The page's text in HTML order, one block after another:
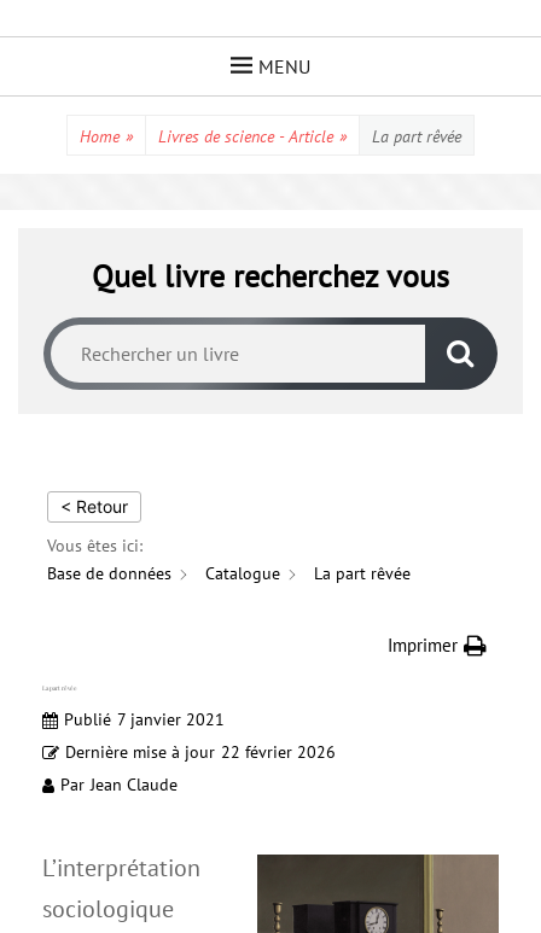
MENU
Home » Livres de science - Article » La part rêvée
Quel livre recherchez vous
< Retour
Vous êtes ici:
Base de données
Catalogue La part rêvée
Imprimer
La part rêvée
Publié 7 janvier 2021
Dernière mise à jour 22 février 2026
Par Jean Claude
L’interprétation
sociologique